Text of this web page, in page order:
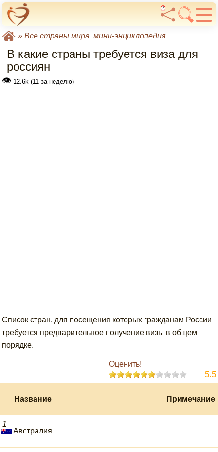
2
»Все страны мира: мини-энциклопедия
В какие страны требуется виза для
россиян
👁 12.6k (11 за неделю)
Список стран, для посещения которых гражданам России
требуется предварительное получение визы в общем
порядке.
Оценить!
5.5
Название Примечание
1
Австралия